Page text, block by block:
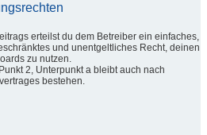
erteilst du dem Betreiber ein einfaches,
und unentgeltliches Recht, deinen
zu nutzen.
2, Unterpunkt a bleibt auch nach
bestehen.